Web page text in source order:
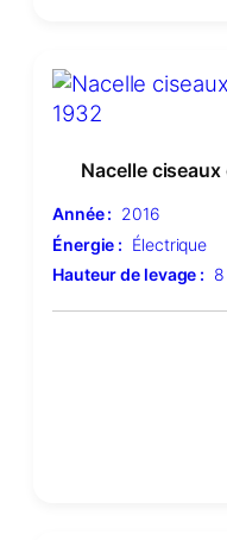
Nacelle ciseaux
Année : 2016
Énergie : Électrique
Hauteur de levage :